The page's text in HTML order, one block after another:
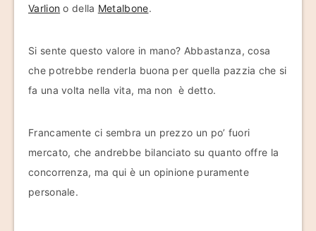
Varlion o della Metalbone.
Si sente questo valore in mano? Abbastanza, cosa
che potrebbe renderla buona per quella pazzia che si
fa una volta nella vita, ma non è detto.
Francamente ci sembra un prezzo un po’ fuori
mercato, che andrebbe bilanciato su quanto offre la
concorrenza, ma qui è un opinione puramente
personale.